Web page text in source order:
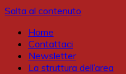
Salta al contenuto
Home
Contattaci
Newsletter
La struttura dell’area